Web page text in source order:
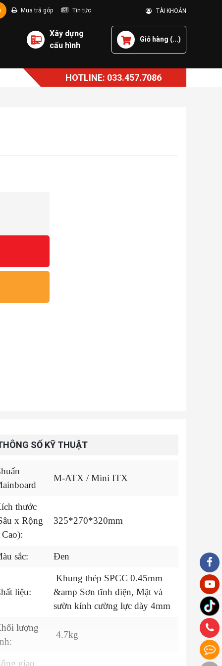
Mua trả góp Tin tức TÀI KHOẢN
Xây dựng
cấu hình
Giỏ hàng (...)
HOTLINE: 033.457.7086
SỐ KỸ THUẬT
M-ATX / Mini ITX
thước
x Rộng
325*270*320mm
sắc: Đen
liệu:
Khung thép SPCC 0.45mm
&amp Sơn tĩnh điện, Mặt và
sườn kính cường lực dày 4mm
lượng
4.7kg
giao